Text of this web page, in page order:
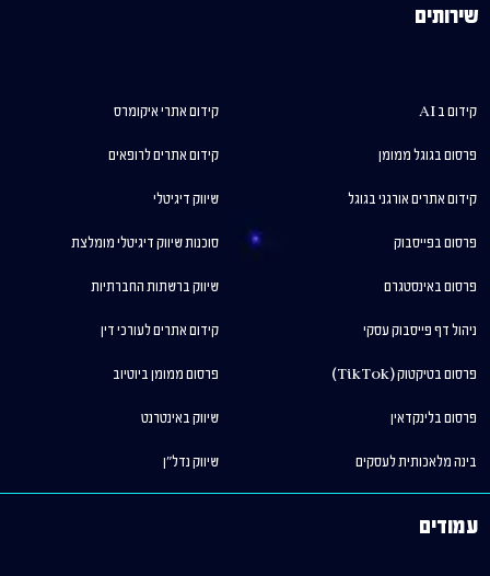
שירותים
קידום ב AI
פרסום בגוגל ממומן
קידום אתרים אורגני בגוגל
פרסום בפייסבוק
פרסום באינסטגרם
ניהול דף פייסבוק עסקי
פרסום בטיקטוק (TikTok)
פרסום בלינקדאין
בינה מלאכותית לעסקים
קידום אתרי איקומרס
קידום אתרים לרופאים
שיווק דיגיטלי
סוכנות שיווק דיגיטלי מומלצת
שיווק ברשתות החברתיות
קידום אתרים לעורכי דין
פרסום ממומן ביוטיוב
שיווק באינטרנט
שיווק נדל"ן
עמודים